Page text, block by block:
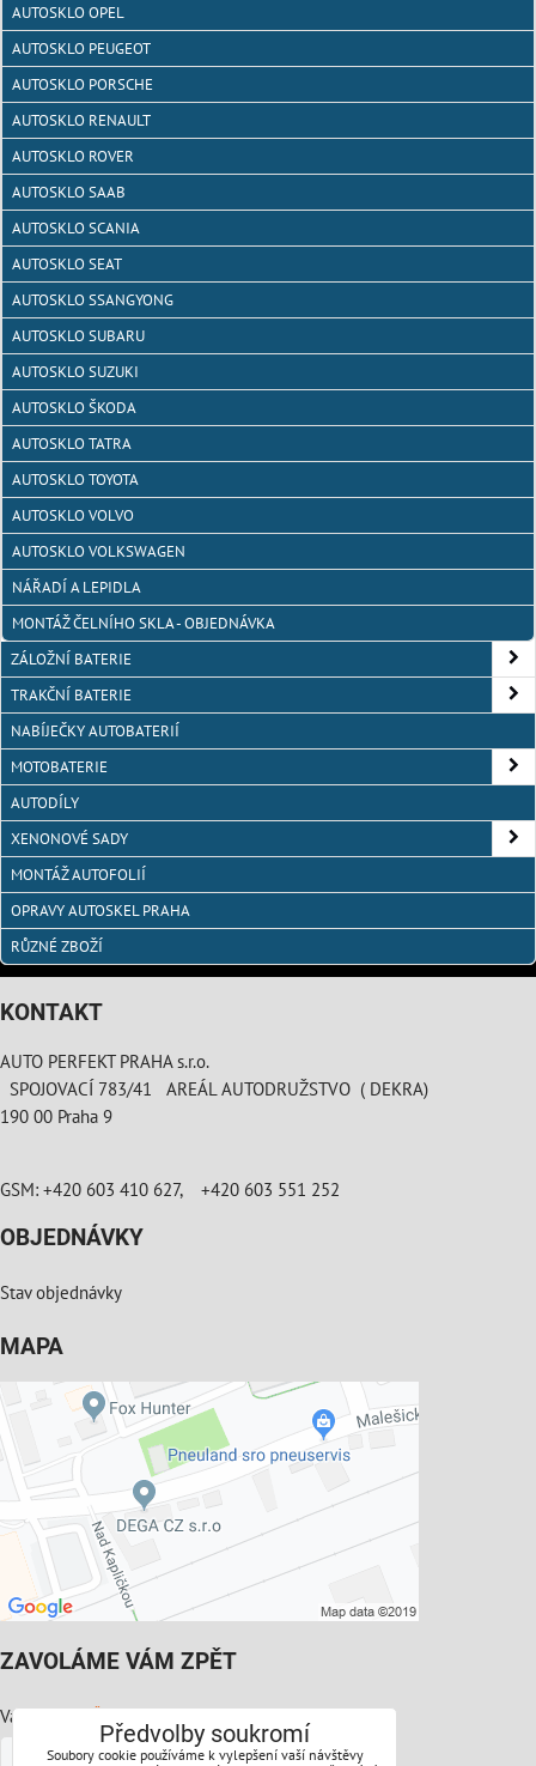
AUTOSKLO OPEL
AUTOSKLO PEUGEOT
AUTOSKLO PORSCHE
AUTOSKLO RENAULT
AUTOSKLO ROVER
AUTOSKLO SAAB
AUTOSKLO SCANIA
AUTOSKLO SEAT
AUTOSKLO SSANGYONG
AUTOSKLO SUBARU
AUTOSKLO SUZUKI
AUTOSKLO ŠKODA
AUTOSKLO TATRA
AUTOSKLO TOYOTA
AUTOSKLO VOLVO
AUTOSKLO VOLKSWAGEN
NÁŘADÍ A LEPIDLA
MONTÁŽ ČELNÍHO SKLA - OBJEDNÁVKA
ZÁLOŽNÍ BATERIE
TRAKČNÍ BATERIE
NABÍJEČKY AUTOBATERIÍ
MOTOBATERIE
AUTODÍLY
XENONOVÉ SADY
MONTÁŽ AUTOFOLIÍ
OPRAVY AUTOSKEL PRAHA
RŮZNÉ ZBOŽÍ
KONTAKT
AUTO PERFEKT PRAHA s.r.o.
SPOJOVACÍ 783/41 AREÁL AUTODRUŽSTVO ( DEKRA)
190 00 Praha 9
GSM: +420 603 410 627, +420 603 551 252
OBJEDNÁVKY
Stav objednávky
MAPA
ZAVOLÁME VÁM ZPĚT
Váš telefon:*
Předvolby soukromí
Soubory cookie používáme k vylepšení vaší návštěvy